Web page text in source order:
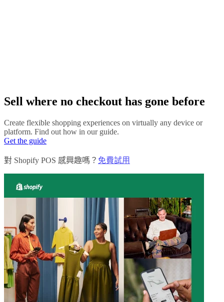
Sell where no checkout has gone before
Create flexible shopping experiences on virtually any device or
platform. Find out how in our guide.
Get the guide
對 Shopify POS 感興趣嗎？ 免費試用